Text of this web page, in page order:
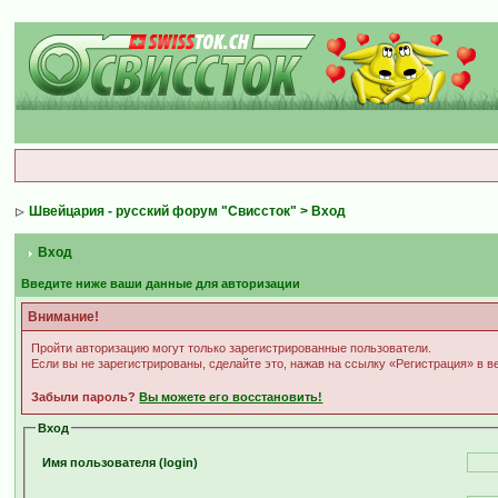
Швейцария - русский форум "Свиссток" > Вход
Вход
Введите ниже ваши данные для авторизации
Внимание!
Пройти авторизацию могут только зарегистрированные пользователи.
Если вы не зарегистрированы, сделайте это, нажав на ссылку «Регистрация» в
Забыли пароль?Вы можете его восстановить!
Вход
Имя пользователя (login)